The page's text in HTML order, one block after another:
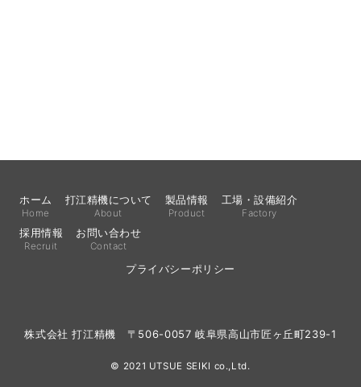
ホーム
Home
打江精機について
About
製品情報
Product
工場・設備紹介
Factory
採用情報
Recruit
お問い合わせ
Contact
プライバシーポリシー
株式会社 打江精機 〒506-0057 岐阜県高山市匠ヶ丘町239-1
© 2021 UTSUE SEIKI co.,Ltd.